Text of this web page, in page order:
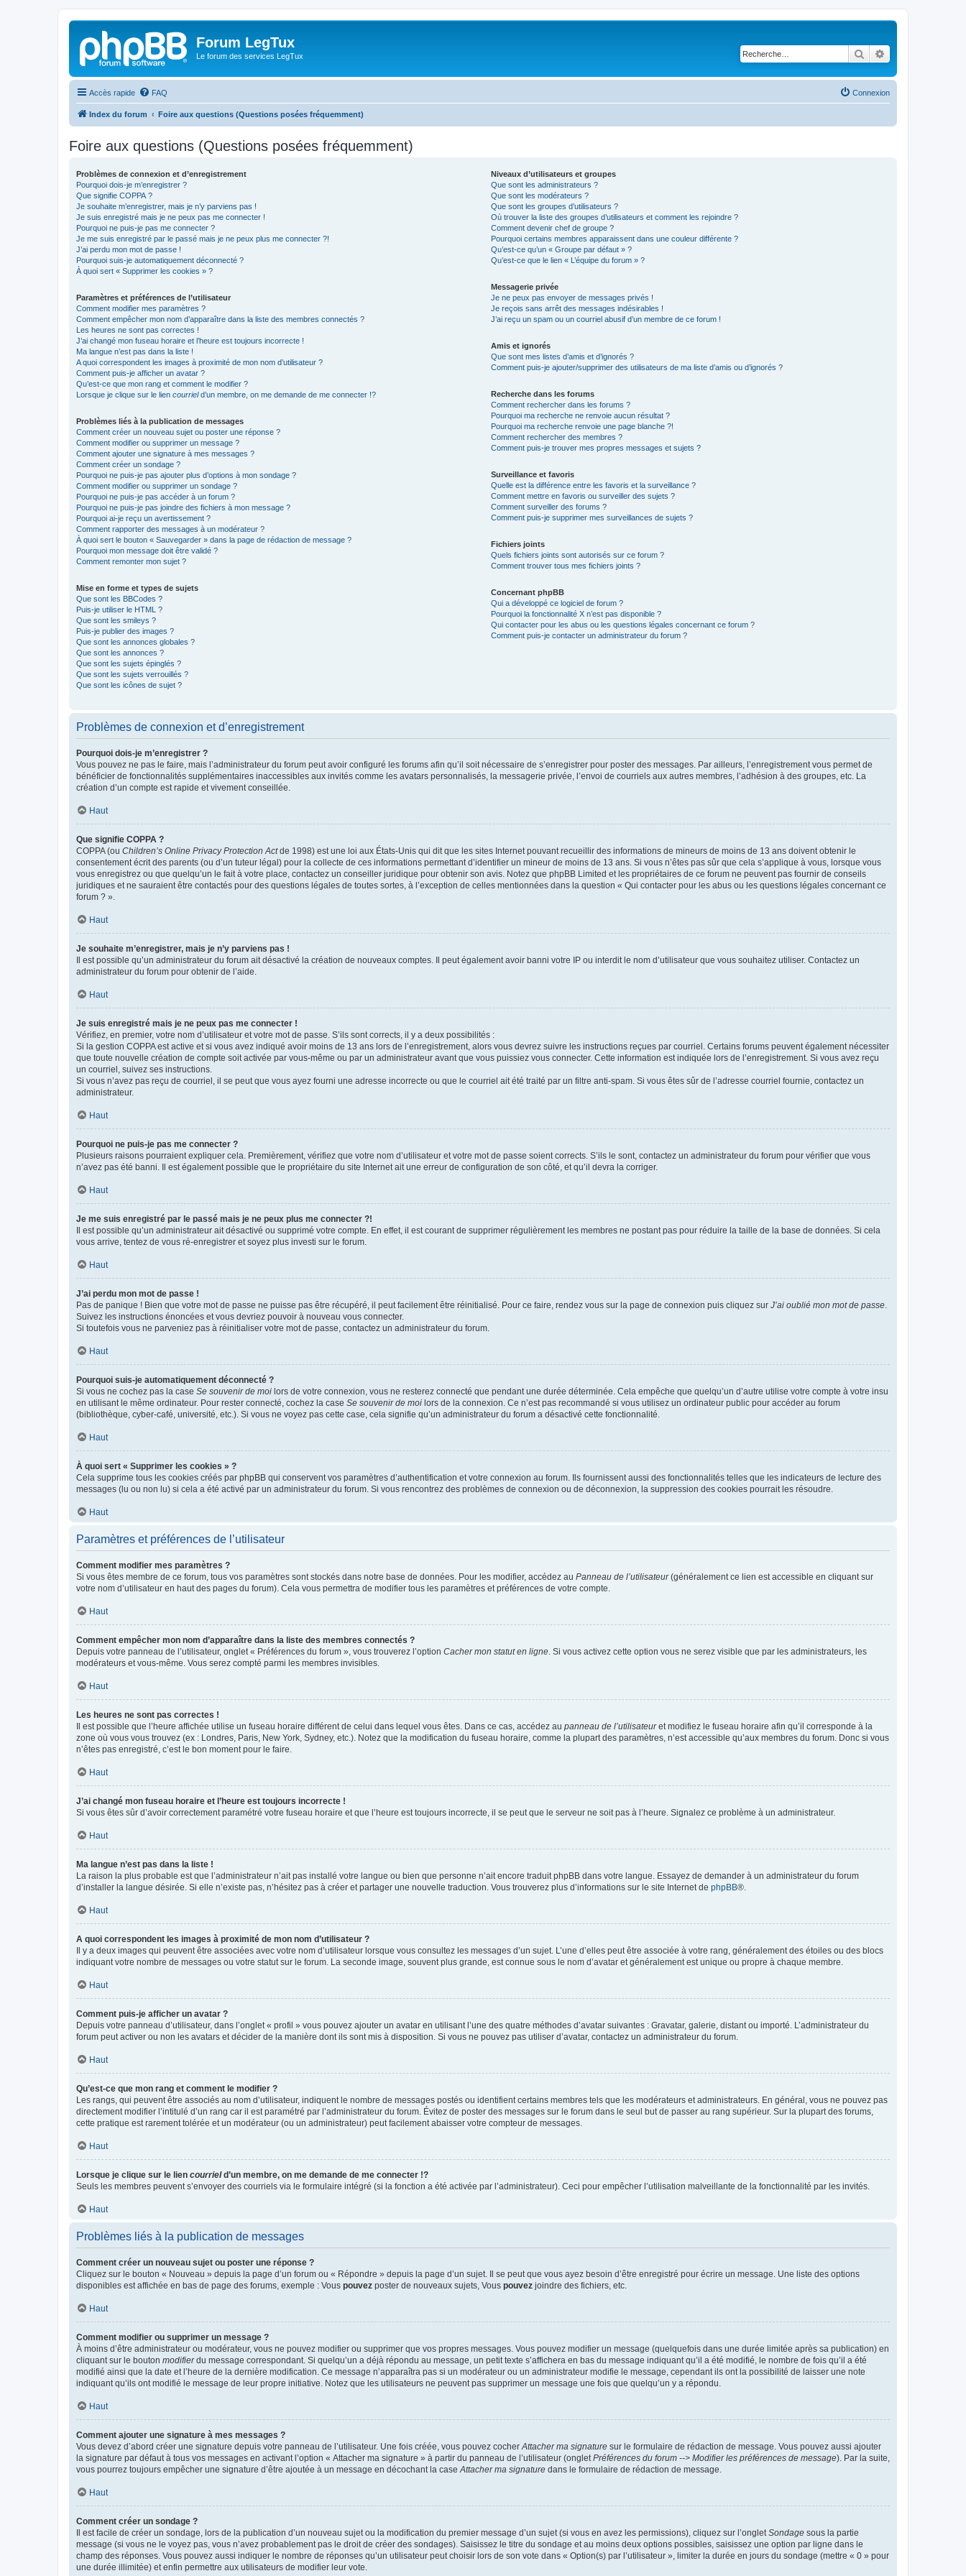
Forum LegTux
Le forum des services LegTux Rechercher
Accès rapide FAQ Connexion
Index du forum Foire aux questions (Questions posées fréquemment)
Foire aux questions (Questions posées fréquemment)
Problèmes de connexion et d’enregistrement
Pourquoi dois-je m’enregistrer ?
Que signifie COPPA ?
Je souhaite m’enregistrer, mais je n’y parviens pas !
Je suis enregistré mais je ne peux pas me connecter !
Pourquoi ne puis-je pas me connecter ?
Je me suis enregistré par le passé mais je ne peux plus me connecter ?!
J’ai perdu mon mot de passe !
Pourquoi suis-je automatiquement déconnecté ?
À quoi sert « Supprimer les cookies » ?
Paramètres et préférences de l’utilisateur
Comment modifier mes paramètres ?
Comment empêcher mon nom d’apparaître dans la liste des membres connectés ?
Les heures ne sont pas correctes !
J’ai changé mon fuseau horaire et l’heure est toujours incorrecte !
Ma langue n’est pas dans la liste !
A quoi correspondent les images à proximité de mon nom d’utilisateur ?
Comment puis-je afficher un avatar ?
Qu’est-ce que mon rang et comment le modifier ?
Lorsque je clique sur le lien courrield’un membre, on me demande de me connecter !?
Problèmes liés à la publication de messages
Comment créer un nouveau sujet ou poster une réponse ?
Comment modifier ou supprimer un message ?
Comment ajouter une signature à mes messages ?
Comment créer un sondage ?
Pourquoi ne puis-je pas ajouter plus d’options à mon sondage ?
Comment modifier ou supprimer un sondage ?
Pourquoi ne puis-je pas accéder à un forum ?
Pourquoi ne puis-je pas joindre des fichiers à mon message ?
Pourquoi ai-je reçu un avertissement ?
Comment rapporter des messages à un modérateur ?
À quoi sert le bouton « Sauvegarder » dans la page de rédaction de message ?
Pourquoi mon message doit être validé ?
Comment remonter mon sujet ?
Mise en forme et types de sujets
Que sont les BBCodes ?
Puis-je utiliser le HTML ?
Que sont les smileys ?
Puis-je publier des images ?
Que sont les annonces globales ?
Que sont les annonces ?
Que sont les sujets épinglés ?
Que sont les sujets verrouillés ?
Que sont les icônes de sujet ?
Niveaux d’utilisateurs et groupes
Que sont les administrateurs ?
Que sont les modérateurs ?
Que sont les groupes d’utilisateurs ?
Où trouver la liste des groupes d’utilisateurs et comment les rejoindre ?
Comment devenir chef de groupe ?
Pourquoi certains membres apparaissent dans une couleur différente ?
Qu’est-ce qu’un « Groupe par défaut » ?
Qu’est-ce que le lien « L’équipe du forum » ?
Messagerie privée
Je ne peux pas envoyer de messages privés !
Je reçois sans arrêt des messages indésirables !
J’ai reçu un spam ou un courriel abusif d’un membre de ce forum !
Amis et ignorés
Que sont mes listes d’amis et d’ignorés ?
Comment puis-je ajouter/supprimer des utilisateurs de ma liste d’amis ou d’ignorés ?
Recherche dans les forums
Comment rechercher dans les forums ?
Pourquoi ma recherche ne renvoie aucun résultat ?
Pourquoi ma recherche renvoie une page blanche ?!
Comment rechercher des membres ?
Comment puis-je trouver mes propres messages et sujets ?
Surveillance et favoris
Quelle est la différence entre les favoris et la surveillance ?
Comment mettre en favoris ou surveiller des sujets ?
Comment surveiller des forums ?
Comment puis-je supprimer mes surveillances de sujets ?
Fichiers joints
Quels fichiers joints sont autorisés sur ce forum ?
Comment trouver tous mes fichiers joints ?
Concernant phpBB
Qui a développé ce logiciel de forum ?
Pourquoi la fonctionnalité X n’est pas disponible ?
Qui contacter pour les abus ou les questions légales concernant ce forum ?
Comment puis-je contacter un administrateur du forum ?
Problèmes de connexion et d’enregistrement
Pourquoi dois-je m’enregistrer ?
Vous pouvez ne pas le faire, mais l’administrateur du forum peut avoir configuré les forums afin qu’il soit nécessaire de s’enregistrer pour poster des messages. Par ailleurs, l’enregistrement vous permet de
bénéficier de fonctionnalités supplémentaires inaccessibles aux invités comme les avatars personnalisés, la messagerie privée, l’envoi de courriels aux autres membres, l’adhésion à des groupes, etc. La
création d’un compte est rapide et vivement conseillée.
Haut
Que signifie COPPA ?
COPPA (ou Children’s Online Privacy Protection Actde 1998) est une loi aux États-Unis qui dit que les sites Internet pouvant recueillir des informations de mineurs de moins de 13 ans doivent obtenir le
consentement écrit des parents (ou d’un tuteur légal) pour la collecte de ces informations permettant d’identifier un mineur de moins de 13 ans. Si vous n’êtes pas sûr que cela s’applique à vous, lorsque vous
vous enregistrez ou que quelqu’un le fait à votre place, contactez un conseiller juridique pour obtenir son avis. Notez que phpBB Limited et les propriétaires de ce forum ne peuvent pas fournir de conseils
juridiques et ne sauraient être contactés pour des questions légales de toutes sortes, à l’exception de celles mentionnées dans la question « Qui contacter pour les abus ou les questions légales concernant ce
forum ? ».
Haut
Je souhaite m’enregistrer, mais je n’y parviens pas !
Il est possible qu’un administrateur du forum ait désactivé la création de nouveaux comptes. Il peut également avoir banni votre IP ou interdit le nom d’utilisateur que vous souhaitez utiliser. Contactez un
administrateur du forum pour obtenir de l’aide.
Haut
Je suis enregistré mais je ne peux pas me connecter !
Vérifiez, en premier, votre nom d’utilisateur et votre mot de passe. S’ils sont corrects, il y a deux possibilités :
Si la gestion COPPA est active et si vous avez indiqué avoir moins de 13 ans lors de l’enregistrement, alors vous devrez suivre les instructions reçues par courriel. Certains forums peuvent également nécessiter
que toute nouvelle création de compte soit activée par vous-même ou par un administrateur avant que vous puissiez vous connecter. Cette information est indiquée lors de l’enregistrement. Si vous avez reçu
un courriel, suivez ses instructions.
Si vous n’avez pas reçu de courriel, il se peut que vous ayez fourni une adresse incorrecte ou que le courriel ait été traité par un filtre anti-spam. Si vous êtes sûr de l’adresse courriel fournie, contactez un
administrateur.
Haut
Pourquoi ne puis-je pas me connecter ?
Plusieurs raisons pourraient expliquer cela. Premièrement, vérifiez que votre nom d’utilisateur et votre mot de passe soient corrects. S’ils le sont, contactez un administrateur du forum pour vérifier que vous
n’avez pas été banni. Il est également possible que le propriétaire du site Internet ait une erreur de configuration de son côté, et qu’il devra la corriger.
Haut
Je me suis enregistré par le passé mais je ne peux plus me connecter ?!
Il est possible qu’un administrateur ait désactivé ou supprimé votre compte. En effet, il est courant de supprimer régulièrement les membres ne postant pas pour réduire la taille de la base de données. Si cela
vous arrive, tentez de vous ré-enregistrer et soyez plus investi sur le forum.
Haut
J’ai perdu mon mot de passe !
Pas de panique ! Bien que votre mot de passe ne puisse pas être récupéré, il peut facilement être réinitialisé. Pour ce faire, rendez vous sur la page de connexion puis cliquez sur J’ai oublié mon mot de passe
Suivez les instructions énoncées et vous devriez pouvoir à nouveau vous connecter.
Si toutefois vous ne parveniez pas à réinitialiser votre mot de passe, contactez un administrateur du forum.
Haut
Pourquoi suis-je automatiquement déconnecté ?
Si vous ne cochez pas la case Se souvenir de moi lors de votre connexion, vous ne resterez connecté que pendant une durée déterminée. Cela empêche que quelqu’un d’autre utilise votre compte à votre insu
en utilisant le même ordinateur. Pour rester connecté, cochez la case Se souvenir de moi lors de la connexion. Ce n’est pas recommandé si vous utilisez un ordinateur public pour accéder au forum
(bibliothèque, cyber-café, université, etc.). Si vous ne voyez pas cette case, cela signifie qu’un administrateur du forum a désactivé cette fonctionnalité.
Haut
À quoi sert « Supprimer les cookies » ?
Cela supprime tous les cookies créés par phpBB qui conservent vos paramètres d’authentification et votre connexion au forum. Ils fournissent aussi des fonctionnalités telles que les indicateurs de lecture des
messages (lu ou non lu) si cela a été activé par un administrateur du forum. Si vous rencontrez des problèmes de connexion ou de déconnexion, la suppression des cookies pourrait les résoudre.
Haut
Paramètres et préférences de l’utilisateur
Comment modifier mes paramètres ?
Si vous êtes membre de ce forum, tous vos paramètres sont stockés dans notre base de données. Pour les modifier, accédez au Panneau de l’utilisateur(généralement ce lien est accessible en cliquant sur
votre nom d’utilisateur en haut des pages du forum). Cela vous permettra de modifier tous les paramètres et préférences de votre compte.
Haut
Comment empêcher mon nom d’apparaître dans la liste des membres connectés ?
Depuis votre panneau de l’utilisateur, onglet « Préférences du forum », vous trouverez l’option Cacher mon statut en ligne . Si vous activez cette option vous ne serez visible que par les administrateurs, les
modérateurs et vous-même. Vous serez compté parmi les membres invisibles.
Haut
Les heures ne sont pas correctes !
Il est possible que l’heure affichée utilise un fuseau horaire différent de celui dans lequel vous êtes. Dans ce cas, accédez au panneau de l’utilisateuret modifiez le fuseau horaire afin qu’il corresponde à la
zone où vous vous trouvez (ex : Londres, Paris, New York, Sydney, etc.). Notez que la modification du fuseau horaire, comme la plupart des paramètres, n’est accessible qu’aux membres du forum. Donc si vous
n’êtes pas enregistré, c’est le bon moment pour le faire.
Haut
J’ai changé mon fuseau horaire et l’heure est toujours incorrecte !
Si vous êtes sûr d’avoir correctement paramétré votre fuseau horaire et que l’heure est toujours incorrecte, il se peut que le serveur ne soit pas à l’heure. Signalez ce problème à un administrateur.
Haut
Ma langue n’est pas dans la liste !
La raison la plus probable est que l’administrateur n’ait pas installé votre langue ou bien que personne n’ait encore traduit phpBB dans votre langue. Essayez de demander à un administrateur du forum
d’installer la langue désirée. Si elle n’existe pas, n’hésitez pas à créer et partager une nouvelle traduction. Vous trouverez plus d’informations sur le site Internet de phpBB®.
Haut
A quoi correspondent les images à proximité de mon nom d’utilisateur ?
Il y a deux images qui peuvent être associées avec votre nom d’utilisateur lorsque vous consultez les messages d’un sujet. L’une d’elles peut être associée à votre rang, généralement des étoiles ou des blocs
indiquant votre nombre de messages ou votre statut sur le forum. La seconde image, souvent plus grande, est connue sous le nom d’avatar et généralement est unique ou propre à chaque membre.
Haut
Comment puis-je afficher un avatar ?
Depuis votre panneau d’utilisateur, dans l’onglet « profil » vous pouvez ajouter un avatar en utilisant l’une des quatre méthodes d’avatar suivantes : Gravatar, galerie, distant ou importé. L’administrateur du
forum peut activer ou non les avatars et décider de la manière dont ils sont mis à disposition. Si vous ne pouvez pas utiliser d’avatar, contactez un administrateur du forum.
Haut
Qu’est-ce que mon rang et comment le modifier ?
Les rangs, qui peuvent être associés au nom d’utilisateur, indiquent le nombre de messages postés ou identifient certains membres tels que les modérateurs et administrateurs. En général, vous ne pouvez pas
directement modifier l’intitulé d’un rang car il est paramétré par l’administrateur du forum. Évitez de poster des messages sur le forum dans le seul but de passer au rang supérieur. Sur la plupart des forums,
cette pratique est rarement tolérée et un modérateur (ou un administrateur) peut facilement abaisser votre compteur de messages.
Haut
Lorsque je clique sur le lien courrield’un membre, on me demande de me connecter !?
Seuls les membres peuvent s’envoyer des courriels via le formulaire intégré (si la fonction a été activée par l’administrateur). Ceci pour empêcher l’utilisation malveillante de la fonctionnalité par les invités.
Haut
Problèmes liés à la publication de messages
Comment créer un nouveau sujet ou poster une réponse ?
Cliquez sur le bouton « Nouveau » depuis la page d’un forum ou « Répondre » depuis la page d’un sujet. Il se peut que vous ayez besoin d’être enregistré pour écrire un message. Une liste des options
disponibles est affichée en bas de page des forums, exemple : Vous pouvez poster de nouveaux sujets, Vous pouvez joindre des fichiers, etc.
Haut
Comment modifier ou supprimer un message ?
À moins d’être administrateur ou modérateur, vous ne pouvez modifier ou supprimer que vos propres messages. Vous pouvez modifier un message (quelquefois dans une durée limitée après sa publication) en
cliquant sur le bouton modifierdu message correspondant. Si quelqu’un a déjà répondu au message, un petit texte s’affichera en bas du message indiquant qu’il a été modifié, le nombre de fois qu’il a été
modifié ainsi que la date et l’heure de la dernière modification. Ce message n’apparaîtra pas si un modérateur ou un administrateur modifie le message, cependant ils ont la possibilité de laisser une note
indiquant qu’ils ont modifié le message de leur propre initiative. Notez que les utilisateurs ne peuvent pas supprimer un message une fois que quelqu’un y a répondu.
Haut
Comment ajouter une signature à mes messages ?
Vous devez d’abord créer une signature depuis votre panneau de l’utilisateur. Une fois créée, vous pouvez cocher Attacher ma signature sur le formulaire de rédaction de message. Vous pouvez aussi ajouter
la signature par défaut à tous vos messages en activant l’option « Attacher ma signature » à partir du panneau de l’utilisateur (onglet Préférences du forum --> Modifier les préférences de message). Par la suite,
vous pourrez toujours empêcher une signature d’être ajoutée à un message en décochant la case Attacher ma signature dans le formulaire de rédaction de message.
Haut
Comment créer un sondage ?
Il est facile de créer un sondage, lors de la publication d’un nouveau sujet ou la modification du premier message d’un sujet (si vous en avez les permissions), cliquez sur l’onglet Sondage sous la partie
message (si vous ne le voyez pas, vous n’avez probablement pas le droit de créer des sondages). Saisissez le titre du sondage et au moins deux options possibles, saisissez une option par ligne dans le
champ des réponses. Vous pouvez aussi indiquer le nombre de réponses qu’un utilisateur peut choisir lors de son vote dans « Option(s) par l’utilisateur », limiter la durée en jours du sondage (mettre « 0 » pour
une durée illimitée) et enfin permettre aux utilisateurs de modifier leur vote.